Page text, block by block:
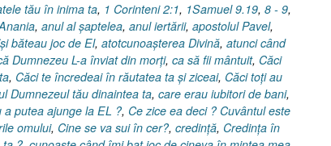
31”
tău în inima ta, 1 Corinteni 2:1, 1Samuel 9.19, 8 - 9,
, anul al şaptelea, anul iertării, apostolul Pavel,
băteau joc de El, atotcunoaşterea Divină, atunci când
Dumnezeu L-a înviat din morţi, ca să fii mântuit, Căci
, Căci te încredeai în răutatea ta şi ziceai, Căci toţi au
Dumnezeul tău dinaintea ta, care erau iubitori de bani,
a putea ajunge la EL ?, Ce zice ea deci ? Cuvântul este
omului, Cine se va sui în cer?, credinţă, Credinţa în